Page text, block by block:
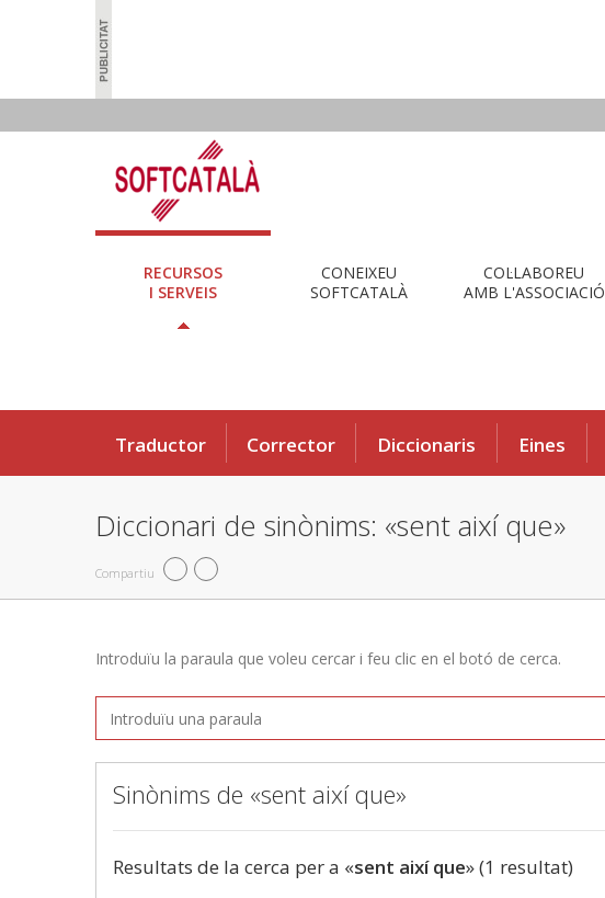
RECURSOS
I SERVEIS
CONEIXEU
SOFTCATALÀ
COL·LABOREU
AMB L'ASSOCIACIÓ
Traductor Corrector Diccionaris Eines
Diccionari de sinònims: «sent així que»
Compartiu
Introduïu la paraula que voleu cercar i feu clic en el botó de cerca.
Sinònims de «sent així que»
Resultats de la cerca per a «sent així que» (1 resultat)